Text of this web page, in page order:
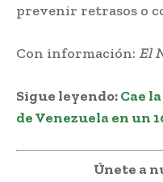
prevenir retrasos o
Con información: El
Sigue leyendo:Cae
de Venezuela en un
Únete a